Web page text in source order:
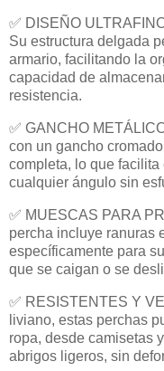
✅ DISEÑO
Su estructura delgada
armario, facilitando la
capacidad de
resistencia.
✅ GANCHO
con un gancho
completa, lo que
cualquier ángulo sin
✅ MUESCAS PARA
percha incluye ranuras
específicamente para
que se caigan o se
✅ RESISTENTES Y
liviano, estas perchas
ropa, desde camisetas
abrigos ligeros, sin